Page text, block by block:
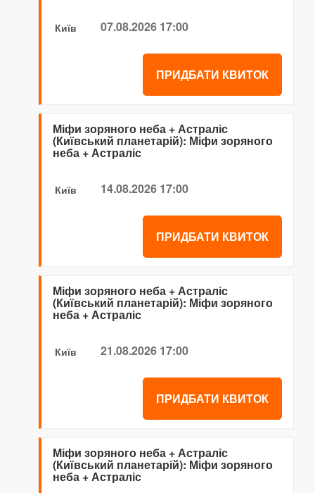
Київ 07.08.2026 17:00
ПРИДБАТИ КВИТОК
Міфи зоряного неба + Астраліс
(Київський планетарій): Міфи зоряного
неба + Астраліс
Київ 14.08.2026 17:00
ПРИДБАТИ КВИТОК
Міфи зоряного неба + Астраліс
(Київський планетарій): Міфи зоряного
неба + Астраліс
Київ 21.08.2026 17:00
ПРИДБАТИ КВИТОК
Міфи зоряного неба + Астраліс
(Київський планетарій): Міфи зоряного
неба + Астраліс